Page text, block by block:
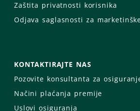
Zaštita privatnosti korisnika
Odjava saglasnosti za
KONTAKTIRAJTE NAS
Pozovite konsultanta za
Načini plaćanja premije
Uslovi osiguranja